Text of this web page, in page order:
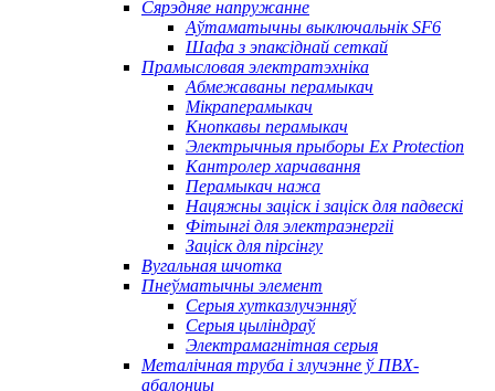
Сярэдняе напружанне
Аўтаматычны выключальнік SF6
Шафа з эпаксіднай сеткай
Прамысловая электратэхніка
Абмежаваны перамыкач
Мікраперамыкач
Кнопкавы перамыкач
Электрычныя прыборы Ex Protection
Кантролер харчавання
Перамыкач нажа
Нацяжны заціск і заціск для падвескі
Фітынгі для электраэнергіі
Заціск для пірсінгу
Вугальная шчотка
Пнеўматычны элемент
Серыя хутказлучэнняў
Серыя цыліндраў
Электрамагнітная серыя
Металічная труба і злучэнне ў ПВХ-
абалонцы